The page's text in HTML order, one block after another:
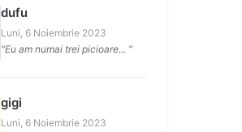
dufu
Luni, 6 Noiembrie 2023
"Eu am numai trei picioare... "
gigi
Luni, 6 Noiembrie 2023